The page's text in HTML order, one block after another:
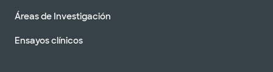
Áreas de Investigación
Ensayos clínicos